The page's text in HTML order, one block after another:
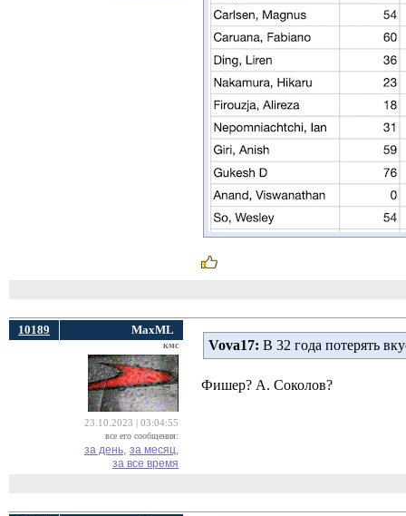
10189 MaxML
кмс
23.10.2023 | 03:04:55
все его сообщения:
за день, за месяц,
за все время
Vova17: В 32 года потерять
Фишер? А. Соколов?